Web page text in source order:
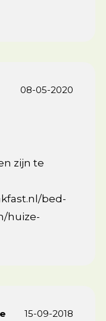
08-05-2020
zijn te
bed-
huize-
15-09-2018